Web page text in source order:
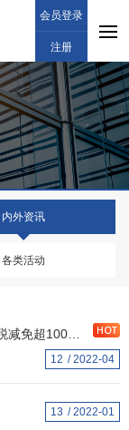
会员登录
注册
内外资讯
各类活动
12 2022-04
13 2022-01